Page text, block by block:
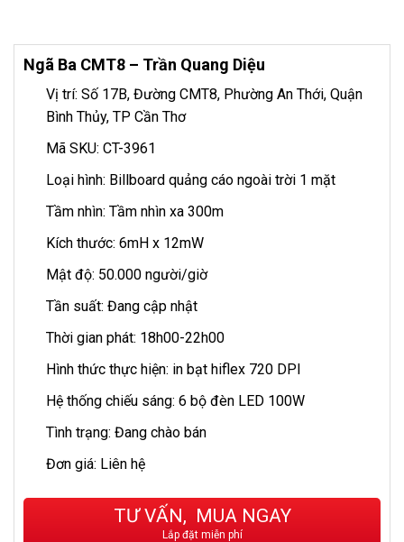
Ngã Ba CMT8 – Trần Quang Diệu
Vị trí: Số 17B, Đường CMT8, Phường An Thới, Quận
Bình Thủy, TP Cần Thơ
Mã SKU: CT-3961
Loại hình: Billboard quảng cáo ngoài trời 1 mặt
Tầm nhìn: Tầm nhìn xa 300m
Kích thước: 6mH x 12mW
Mật độ: 50.000 người/giờ
Tần suất: Đang cập nhật
Thời gian phát: 18h00-22h00
Hình thức thực hiện: in bạt hiflex 720 DPI
Hệ thống chiếu sáng: 6 bộ đèn LED 100W
Tình trạng: Đang chào bán
Đơn giá: Liên hệ
TƯ VẤN, MUA NGAY
Lắp đặt miễn phí